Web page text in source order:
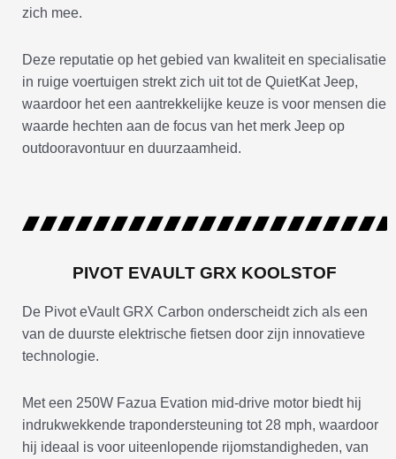
zich mee.
Deze reputatie op het gebied van kwaliteit en specialisatie
in ruige voertuigen strekt zich uit tot de QuietKat Jeep,
waardoor het een aantrekkelijke keuze is voor mensen die
waarde hechten aan de focus van het merk Jeep op
outdooravontuur en duurzaamheid.
PIVOT EVAULT GRX KOOLSTOF
De Pivot eVault GRX Carbon onderscheidt zich als een
van de duurste elektrische fietsen door zijn innovatieve
technologie.
Met een 250W Fazua Evation mid-drive motor biedt hij
indrukwekkende trapondersteuning tot 28 mph, waardoor
hij ideaal is voor uiteenlopende rijomstandigheden, van